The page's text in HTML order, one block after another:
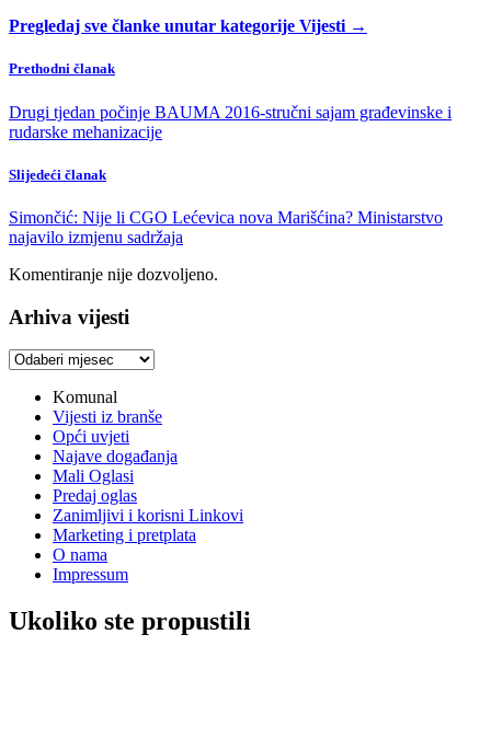
Pregledaj sve članke unutar kategorije Vijesti →
Prethodni članak
Drugi tjedan počinje BAUMA 2016-stručni sajam građevinske i
rudarske mehanizacije
Slijedeći članak
Simončić: Nije li CGO Lećevica nova Marišćina? Ministarstvo
najavilo izmjenu sadržaja
Komentiranje nije dozvoljeno.
Arhiva vijesti
Arhiva
Komunal
Vijesti iz branše
Opći uvjeti
Najave događanja
Mali Oglasi
Predaj oglas
Zanimljivi i korisni Linkovi
Marketing i pretplata
O nama
Impressum
Ukoliko ste propustili